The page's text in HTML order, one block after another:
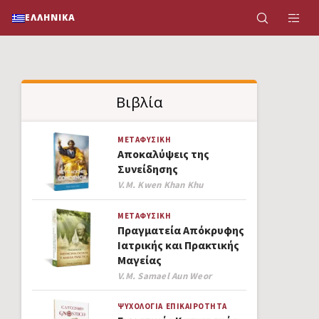
ΕΛΛΗΝΙΚΆ
Βιβλία
ΜΕΤΑΦΥΣΙΚΉ
Αποκαλύψεις της
Συνείδησης
Author
V.M. Kwen Khan Khu
ΜΕΤΑΦΥΣΙΚΉ
Πραγματεία Απόκρυφης
Ιατρικής και Πρακτικής
Μαγείας
Author
V.M. Samael Aun Weor
ΨΥΧΟΛΟΓΊΑ ΕΠΙΚΑΙΡΌΤΗΤΑ